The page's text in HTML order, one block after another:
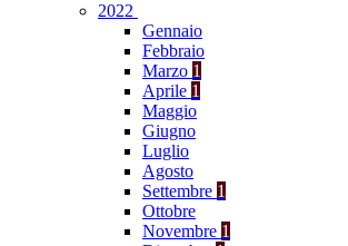
2022
Gennaio
Febbraio
Marzo 1
Aprile 1
Maggio
Giugno
Luglio
Agosto
Settembre 1
Ottobre
Novembre 1